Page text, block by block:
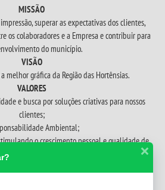
MISSÃO
superar as expectativas dos clientes,
os colaboradores e a Empresa e contribuir para
do município.
VISÃO
melhor gráfica da Região das Hortênsias.
VALORES
e busca por soluções criativas para nossos
clientes;
Ambiental;
o crescimento pessoal e qualidade de